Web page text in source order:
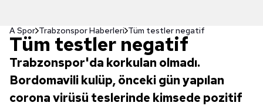
A Spor Trabzonspor Haberleri Tüm testler negatif
Tüm testler negatif
Trabzonspor'da korkulan olmadı.
Bordomavili kulüp, önceki gün yapılan
corona virüsü teslerinde kimsede pozitif